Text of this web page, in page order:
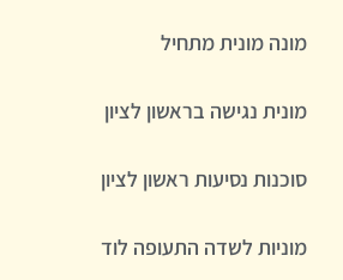
מונה מונית מתחיל
מונית נגישה בראשון לציון
סוכנות נסיעות ראשון לציון
מוניות לשדה התעופה לוד